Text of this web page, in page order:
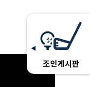
조인게시판